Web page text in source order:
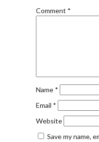
Comment *
Name *
Email *
Website
Save my name,